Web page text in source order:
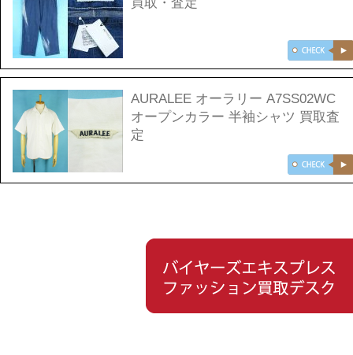
AURALEE オーラリー A7SS02WC
オープンカラー 半袖シャツ 買取査
定